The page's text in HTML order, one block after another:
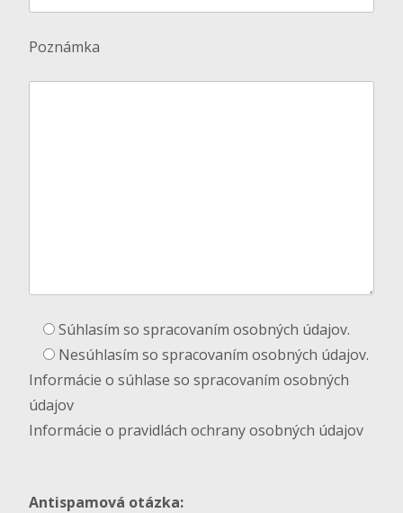
Poznámka
Súhlasím so spracovaním osobných údajov.
Nesúhlasím so spracovaním osobných údajov.
Informácie o súhlase so spracovaním osobných
údajov
Informácie o pravidlách ochrany osobných údajov
Antispamová otázka: